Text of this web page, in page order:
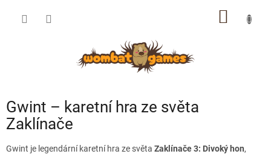
Gwint – karetní hra ze světa
Zaklínače
Gwint je legendární karetní hra ze světa Zaklínače 3: Divoký hon,